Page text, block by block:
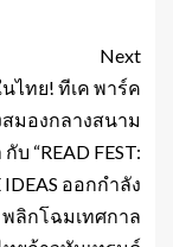
Next
ไทย! ทีเค พาร์ค
มองกลางสนาม
บ “READ FEST:
IDEAS ออกกำลัง
พลิกโฉมเทศกาล